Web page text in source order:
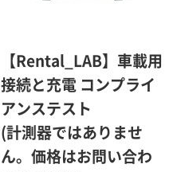
【Rental_LAB】車載用
接続と充電 コンプライ
アンステスト
(計測器ではありませ
ん。価格はお問い合わ